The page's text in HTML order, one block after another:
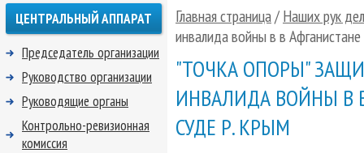
Главная страница/ Наших рук
инвалида войны в в
"ТОЧКА ОПОРЫ"
ИНВАЛИДА ВОЙНЫ В
СУДЕ Р. КРЫМ
ЦЕНТРАЛЬНЫЙ АППАРАТ
Председатель организации
Руководство организации
Руководящие органы
Контрольно-ревизионная
комиссия